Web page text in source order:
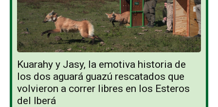
Kuarahy y Jasy, la emotiva historia de
los dos aguará guazú rescatados que
volvieron a correr libres en los Esteros
del Iberá